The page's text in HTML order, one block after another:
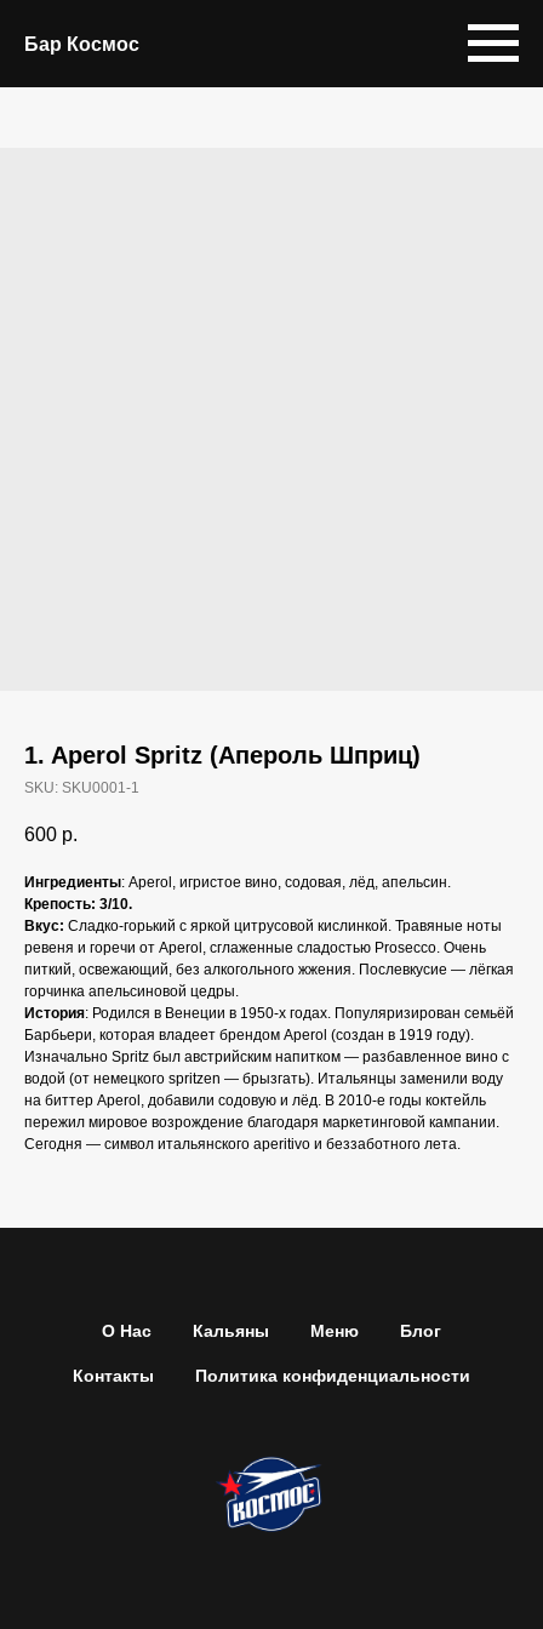
Бар Космос
1. Aperol Spritz (Апероль Шприц)
SKU: SKU0001-1
600 р.
Ингредиенты: Aperol, игристое вино, содовая, лёд, апельсин.
Крепость: 3/10.
Вкус: Сладко-горький с яркой цитрусовой кислинкой. Травяные ноты
ревеня и горечи от Aperol, сглаженные сладостью Prosecco. Очень
питкий, освежающий, без алкогольного жжения. Послевкусие — лёгкая
горчинка апельсиновой цедры.
История: Родился в Венеции в 1950-х годах. Популяризирован семьёй
Барбьери, которая владеет брендом Aperol (создан в 1919 году).
Изначально Spritz был австрийским напитком — разбавленное вино с
водой (от немецкого spritzen — брызгать). Итальянцы заменили воду
на биттер Aperol, добавили содовую и лёд. В 2010-е годы коктейль
пережил мировое возрождение благодаря маркетинговой кампании.
Сегодня — символ итальянского aperitivo и беззаботного лета.
О Нас Кальяны Меню Блог
Контакты Политика конфиденциальности